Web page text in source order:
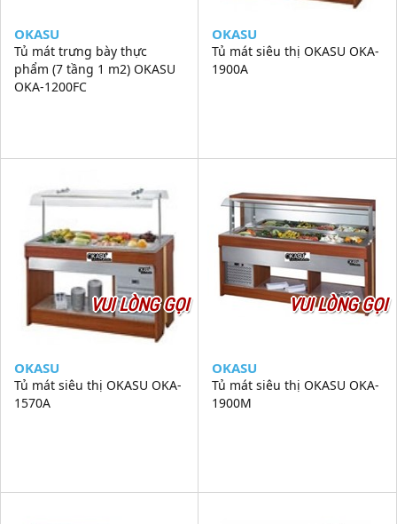
OKASU
Tủ mát trưng bày thực
phẩm (7 tầng 1 m2) OKASU
OKA-1200FC
OKASU
Tủ mát siêu thị OKASU OKA-
1900A
VUI LÒNG GỌI
OKASU
Tủ mát siêu thị OKASU OKA-
1570A
VUI LÒNG GỌI
OKASU
Tủ mát siêu thị OKASU OKA-
1900M